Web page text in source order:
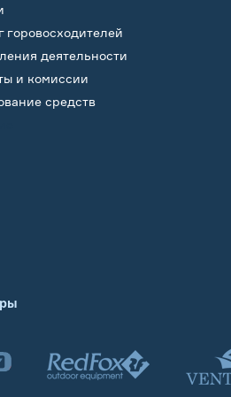
горовосходителей
деятельности
и комиссии
средств